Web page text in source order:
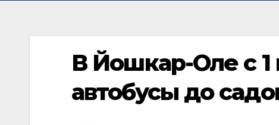
В Йошкар-Оле с 1
автобусы до